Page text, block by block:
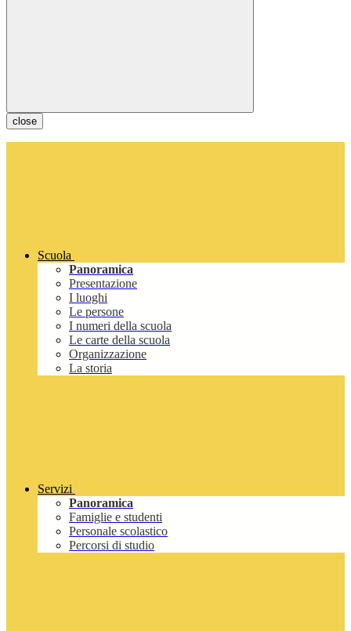
close
Scuola
Panoramica
Presentazione
I luoghi
Le persone
I numeri della scuola
Le carte della scuola
Organizzazione
La storia
Servizi
Panoramica
Famiglie e studenti
Personale scolastico
Percorsi di studio